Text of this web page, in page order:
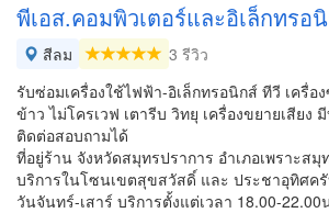
พีเอส.คอมพิวเตอร์และอิเล็กทรอ
สีลม
3 รีวิว
รับซ่อมเครื่องใช้ไฟฟ้า-อิเล็กทรอนิกส์ ทีวี เครื่อ
ข้าว ไม่โครเวฟ เตารีบ วิทยุ เครื่องขยายเสียง
ติดต่อสอบถามได้
ที่อยู่ร้าน จังหวัดสมุทรปราการ อำเภอเพราะสมุ
บริการในโซนเขตสุขสวัสดิ์ และ ประชาอุทิศค
วันจันทร์-เสาร์ บริการตั้งแต่เวลา 18.00-22.00